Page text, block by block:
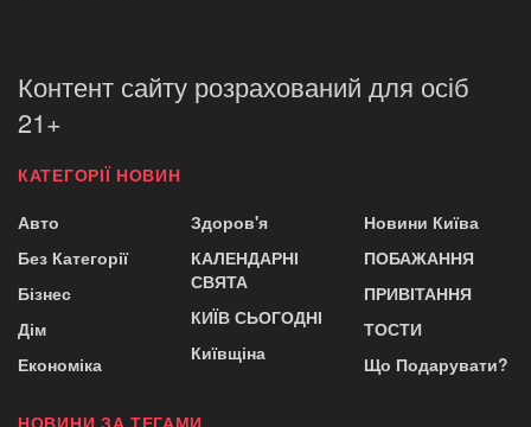
Контент сайту розрахований для осіб
21+
КАТЕГОРІЇ НОВИН
Авто
Без Категорії
Бізнес
Дім
Економіка
Здоров'я
КАЛЕНДАРНІ
СВЯТА
КИЇВ СЬОГОДНІ
Київщіна
Новини Київа
ПОБАЖАННЯ
ПРИВІТАННЯ
ТОСТИ
Що Подарувати?
НОВИНИ ЗА ТЕГАМИ